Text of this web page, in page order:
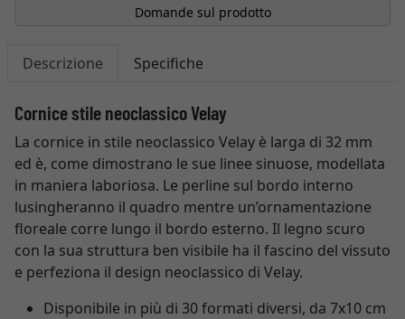
Domande sul prodotto
Descrizione Specifiche
Cornice stile neoclassico Velay
La cornice in stile neoclassico Velay è larga di 32 mm
ed è, come dimostrano le sue linee sinuose, modellata
in maniera laboriosa. Le perline sul bordo interno
lusingheranno il quadro mentre un’ornamentazione
floreale corre lungo il bordo esterno. Il legno scuro
con la sua struttura ben visibile ha il fascino del vissuto
e perfeziona il design neoclassico di Velay.
Disponibile in più di 30 formati diversi, da 7x10 cm